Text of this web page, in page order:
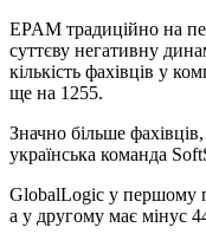
EPAM традиційно на
суттєву негативну
кількість фахівців у
ще на 1255.
Значно більше
українська команда
GlobalLogic у першому
а у другому має мінус